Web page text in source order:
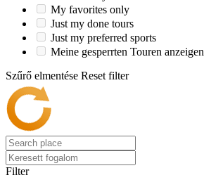
My favorites only
Just my done tours
Just my preferred sports
Meine gesperrten Touren anzeigen
Szűrő elmentése Reset filter
Filter